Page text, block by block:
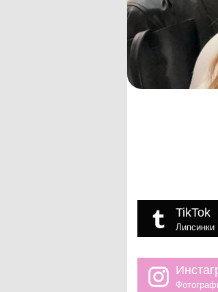
TikTok
Липсинки